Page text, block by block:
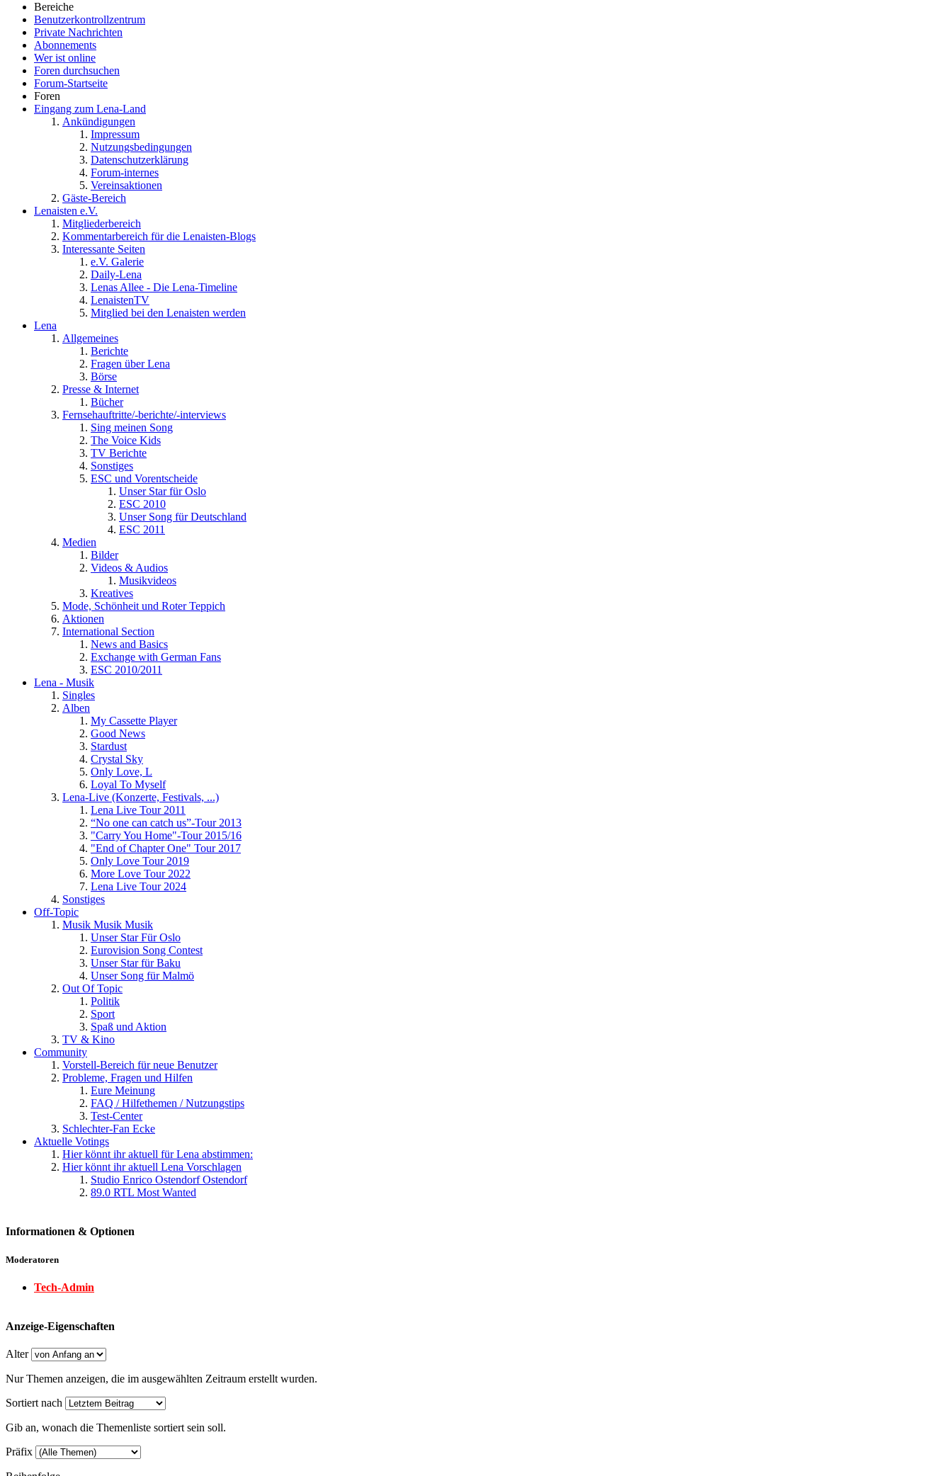
Bereiche
Benutzerkontrollzentrum
Private Nachrichten
Abonnements
Wer ist online
Foren durchsuchen
Forum-Startseite
Foren
Eingang zum Lena-Land
Ankündigungen
Impressum
Nutzungsbedingungen
Datenschutzerklärung
Forum-internes
Vereinsaktionen
Gäste-Bereich
Lenaisten e.V.
Mitgliederbereich
Kommentarbereich für die Lenaisten-Blogs
Interessante Seiten
e.V. Galerie
Daily-Lena
Lenas Allee - Die Lena-Timeline
LenaistenTV
Mitglied bei den Lenaisten werden
Lena
Allgemeines
Berichte
Fragen über Lena
Börse
Presse & Internet
Bücher
Fernsehauftritte/-berichte/-interviews
Sing meinen Song
The Voice Kids
TV Berichte
Sonstiges
ESC und Vorentscheide
Unser Star für Oslo
ESC 2010
Unser Song für Deutschland
ESC 2011
Medien
Bilder
Videos & Audios
Musikvideos
Kreatives
Mode, Schönheit und Roter Teppich
Aktionen
International Section
News and Basics
Exchange with German Fans
ESC 2010/2011
Lena - Musik
Singles
Alben
My Cassette Player
Good News
Stardust
Crystal Sky
Only Love, L
Loyal To Myself
Lena-Live (Konzerte, Festivals, ...)
Lena Live Tour 2011
“No one can catch us”-Tour 2013
"Carry You Home"-Tour 2015/16
"End of Chapter One" Tour 2017
Only Love Tour 2019
More Love Tour 2022
Lena Live Tour 2024
Sonstiges
Off-Topic
Musik Musik Musik
Unser Star Für Oslo
Eurovision Song Contest
Unser Star für Baku
Unser Song für Malmö
Out Of Topic
Politik
Sport
Spaß und Aktion
TV & Kino
Community
Vorstell-Bereich für neue Benutzer
Probleme, Fragen und Hilfen
Eure Meinung
FAQ / Hilfethemen / Nutzungstips
Test-Center
Schlechter-Fan Ecke
Aktuelle Votings
Hier könnt ihr aktuell für Lena abstimmen:
Hier könnt ihr aktuell Lena Vorschlagen
Studio Enrico Ostendorf Ostendorf
89.0 RTL Most Wanted
Informationen & Optionen
Moderatoren
Tech-Admin
Anzeige-Eigenschaften
Alter
Nur Themen anzeigen, die im ausgewählten Zeitraum erstellt wurden.
Sortiert nach
Gib an, wonach die Themenliste sortiert sein soll.
Präfix